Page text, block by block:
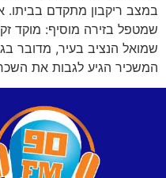
במצב ריקבון מתקדם בביתו.
המשכיר הגיע לגבות את